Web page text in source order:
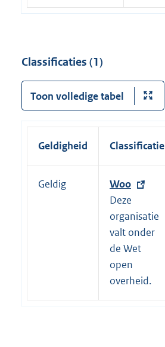
Classificaties (1)
Toon volledige tabel
Geldigheid Classificatie
Geldig
E
x
t
e
r
n
e
l
Woo
Deze
organisatie
valt onder
de Wet
open
overheid.